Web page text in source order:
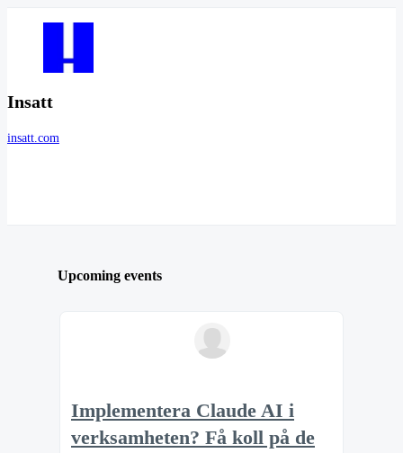
Insatt
insatt.com
Upcoming events
Implementera Claude AI i
verksamheten? Få koll på de